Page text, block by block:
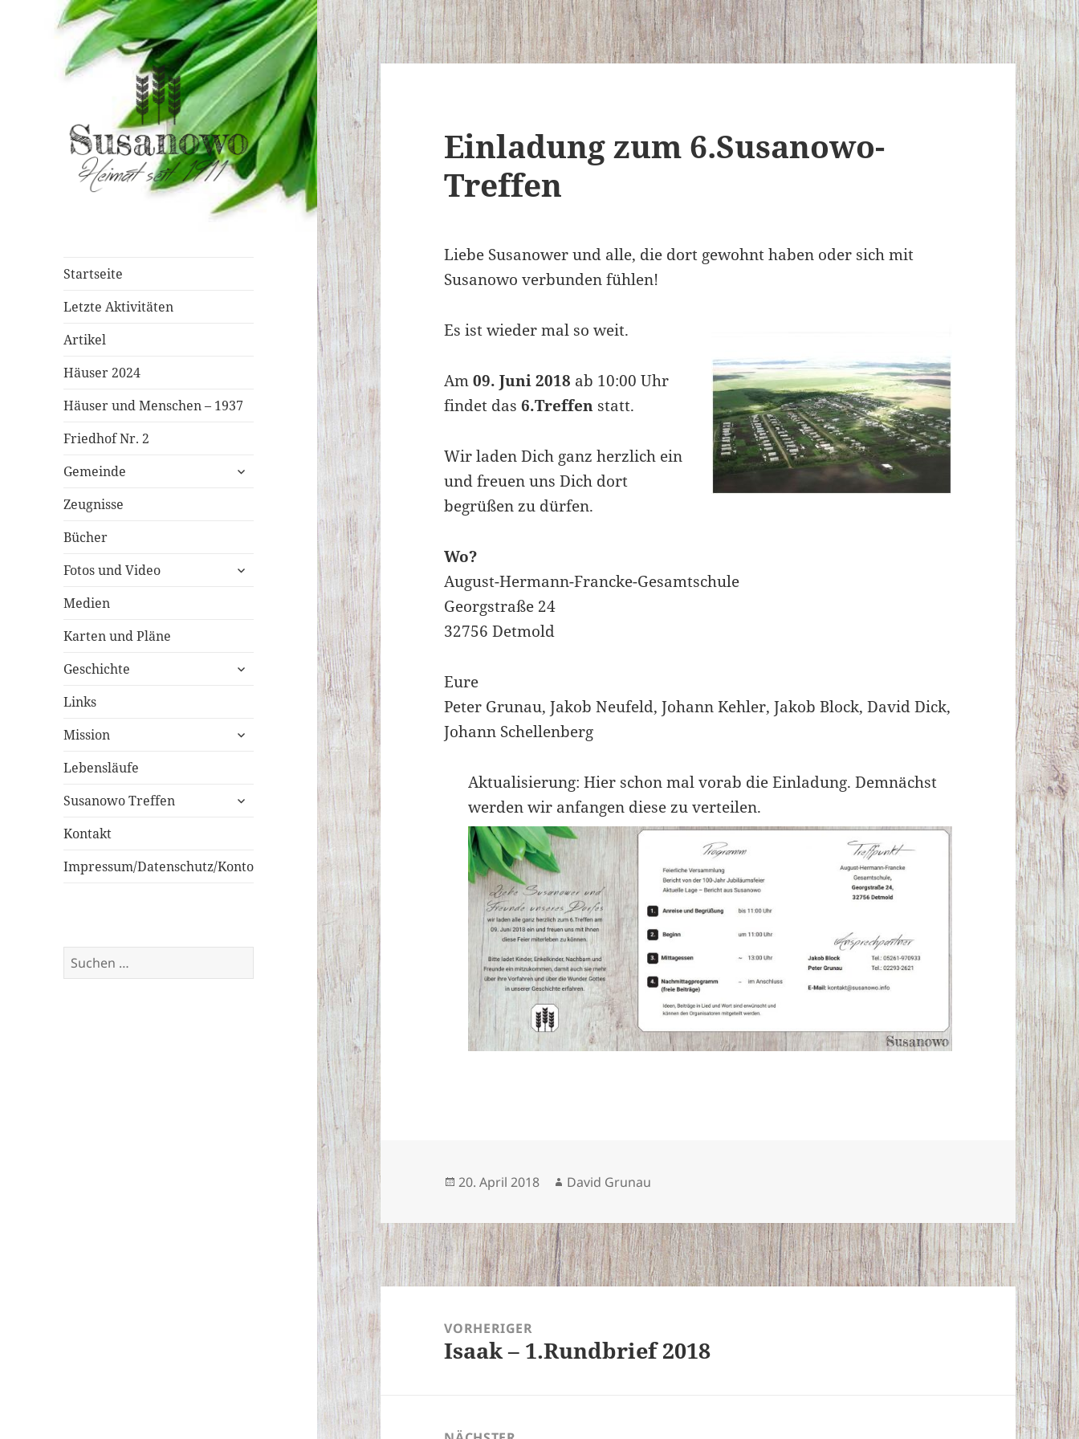
susanowo.info
Startseite
Letzte Aktivitäten
Artikel
Häuser 2024
Häuser und Menschen – 1937
Friedhof Nr. 2
Gemeinde
untermenü
Zeugnisse
Bücher
Fotos und Video
untermenü
Medien
Karten und Pläne
Geschichte
untermenü
Links
Mission
untermenü
Lebensläufe
Susanowo Treffen
untermenü
Kontakt
Impressum/Datenschutz/Konto
Suchen
nach:
Einladung zum 6.Susanowo-
Treffen
Liebe Susanower und alle, die dort gewohnt haben oder sich mit
Susanowo verbunden fühlen!
Es ist wieder mal so weit.
Am09. Juni 2018 ab 10:00 Uhr
findet das6.Treffen statt.
Wir laden Dich ganz herzlich ein
und freuen uns Dich dort
begrüßen zu dürfen.
Wo?
August-Hermann-Francke-Gesamtschule
Georgstraße 24
32756 Detmold
Eure
Peter Grunau, Jakob Neufeld, Johann Kehler, Jakob Block, David Dick,
Johann Schellenberg
Aktualisierung: Hier schon mal vorab die Einladung. Demnächst
werden wir anfangen diese zu verteilen.
Veröffentlicht
20. April 2018 Autor
David Grunau
VORHERIGER
Vorheriger
Isaak – 1.Rundbrief 2018